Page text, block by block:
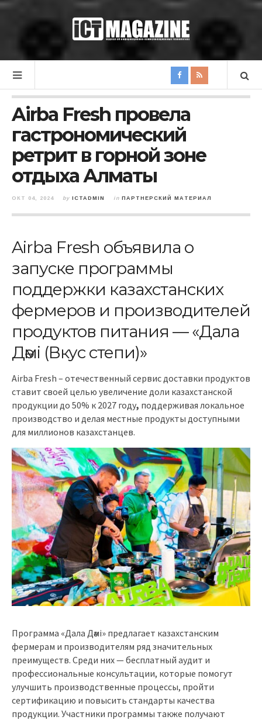
Airba Fresh провела
гастрономический
ретрит в горной зоне
отдыха Алматы
ОКТ 04, 2024 by ICTADMIN in ПАРТНЕРСКИЙ МАТЕРИАЛ
Airba Fresh объявила о
запуске программы
поддержки казахстанских
фермеров и производителей
продуктов питания — «Дала
Дәмi (Вкус степи)»
Airba Fresh – отечественный сервис доставки продуктов
ставит своей целью увеличение доли казахстанской
продукции до 50% к 2027 году, поддерживая локальное
производство и делая местные продукты доступными
для миллионов казахстанцев.
Программа «Дала Дәмi» предлагает казахстанским
фермерам и производителям ряд значительных
преимуществ. Среди них — бесплатный аудит и
профессиональные консультации, которые помогут
улучшить производственные процессы, пройти
сертификацию и повысить стандарты качества
продукции. Участники программы также получают